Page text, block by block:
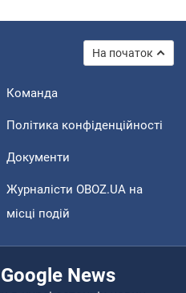
На початок
Команда
Політика конфіденційності
Документи
Журналісти OBOZ.UA на
місці подій
News